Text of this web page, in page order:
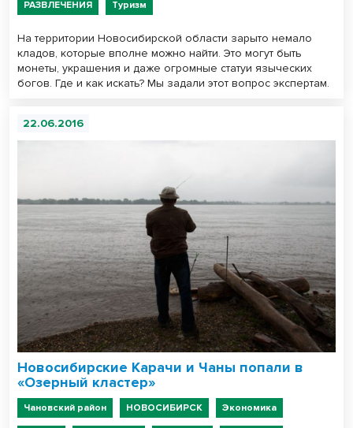
РАЗВЛЕЧЕНИЯ Туризм
На территории Новосибирской области зарыто немало
кладов, которые вполне можно найти. Это могут быть
монеты, украшения и даже огромные статуи языческих
богов. Где и как искать? Мы задали этот вопрос экспертам.
22.06.2016
Новосибирские Карачи и Чаны попали в
«Озерный кластер»
Чановский район НОВОСИБИРСК Экономика